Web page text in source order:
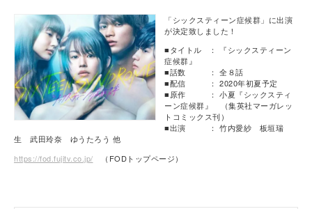
「シックスティーン症候群」に出演
が決定致しました！
■タイトル ： 『シックスティーン
症候群』
■話数 ： 全８話
■配信 ： 2020年初夏予定
■原作 ： 小夏『シックスティ
ーン症候群』 （集英社マーガレッ
トコミックス刊）
■出演 ： 竹内愛紗 板垣瑞
生 武田玲奈 ゆうたろう 他
https://fod.fujitv.co.jp/ （FODトップページ）